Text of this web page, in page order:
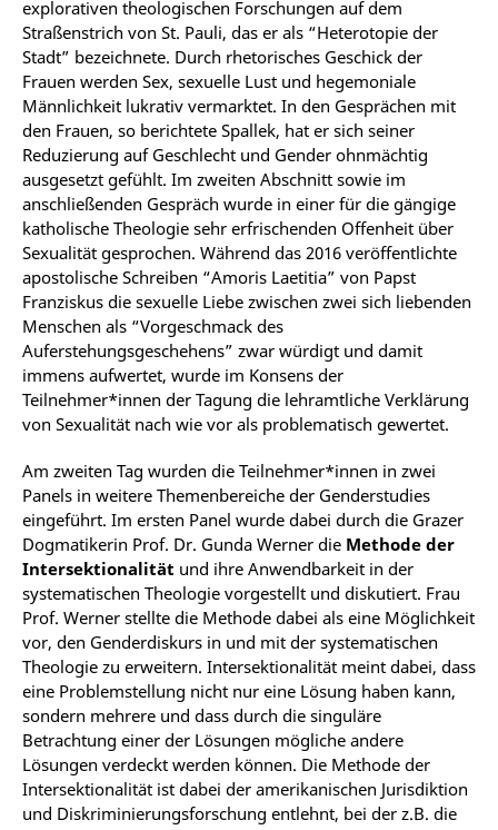
explorativen theologischen Forschungen auf dem
Straßenstrich von St. Pauli, das er als “Heterotopie der
Stadt” bezeichnete. Durch rhetorisches Geschick der
Frauen werden Sex, sexuelle Lust und hegemoniale
Männlichkeit lukrativ vermarktet. In den Gesprächen mit
den Frauen, so berichtete Spallek, hat er sich seiner
Reduzierung auf Geschlecht und Gender ohnmächtig
ausgesetzt gefühlt. Im zweiten Abschnitt sowie im
anschließenden Gespräch wurde in einer für die gängige
katholische Theologie sehr erfrischenden Offenheit über
Sexualität gesprochen. Während das 2016 veröffentlichte
apostolische Schreiben “Amoris Laetitia” von Papst
Franziskus die sexuelle Liebe zwischen zwei sich liebenden
Menschen als “Vorgeschmack des
Auferstehungsgeschehens” zwar würdigt und damit
immens aufwertet, wurde im Konsens der
Teilnehmer*innen der Tagung die lehramtliche Verklärung
von Sexualität nach wie vor als problematisch gewertet.
Am zweiten Tag wurden die Teilnehmer*innen in zwei
Panels in weitere Themenbereiche der Genderstudies
eingeführt. Im ersten Panel wurde dabei durch die Grazer
Dogmatikerin Prof. Dr. Gunda Werner die Methode der
Intersektionalität und ihre Anwendbarkeit in der
systematischen Theologie vorgestellt und diskutiert. Frau
Prof. Werner stellte die Methode dabei als eine Möglichkeit
vor, den Genderdiskurs in und mit der systematischen
Theologie zu erweitern. Intersektionalität meint dabei, dass
eine Problemstellung nicht nur eine Lösung haben kann,
sondern mehrere und dass durch die singuläre
Betrachtung einer der Lösungen mögliche andere
Lösungen verdeckt werden können. Die Methode der
Intersektionalität ist dabei der amerikanischen Jurisdiktion
und Diskriminierungsforschung entlehnt, bei der z.B. die